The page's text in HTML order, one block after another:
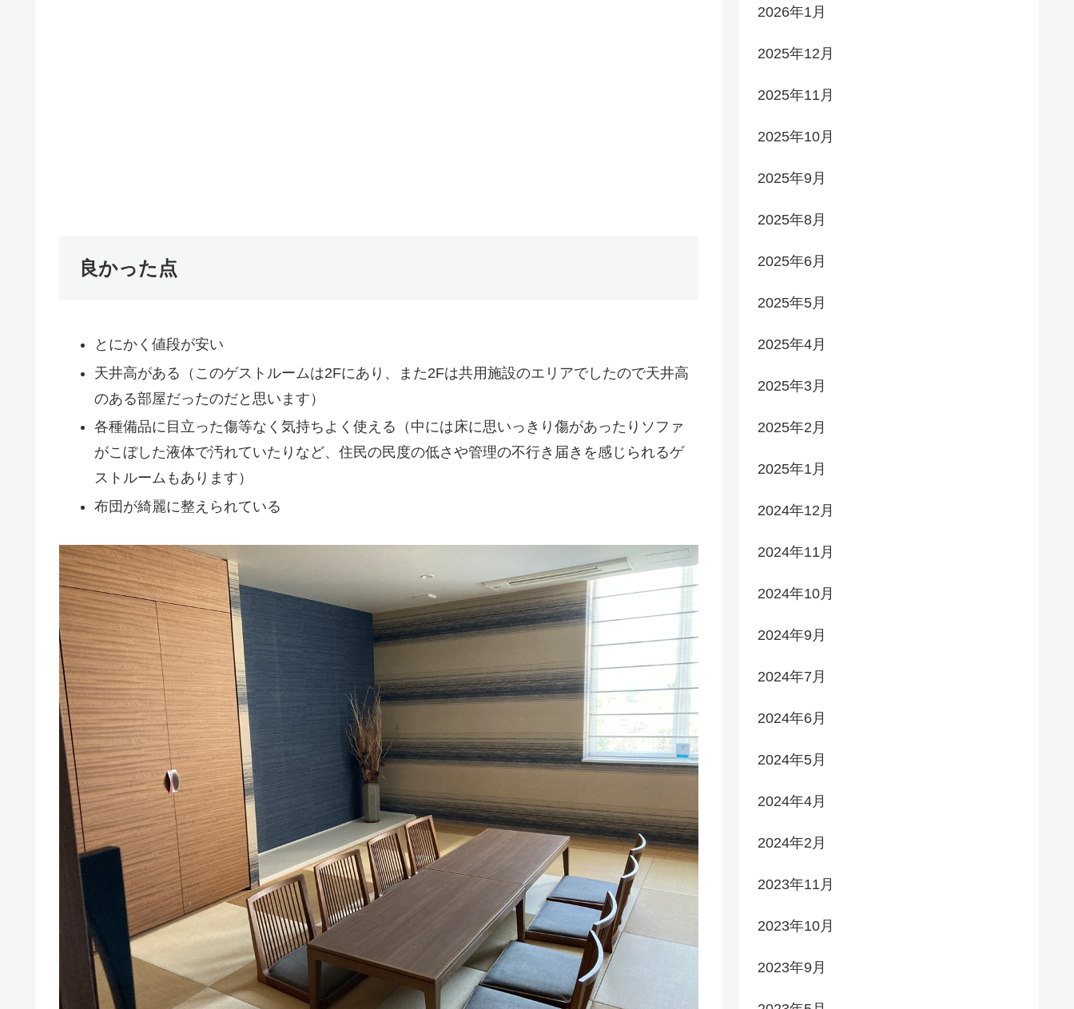
良かった点
とにかく値段が安い
天井高がある（このゲストルームは2Fにあり、また2Fは共用施設のエリアでしたので天井高
のある部屋だったのだと思います）
各種備品に目立った傷等なく気持ちよく使える（中には床に思いっきり傷があったりソファ
がこぼした液体で汚れていたりなど、住民の民度の低さや管理の不行き届きを感じられるゲ
ストルームもあります）
布団が綺麗に整えられている
2026年1月
2025年12月
2025年11月
2025年10月
2025年9月
2025年8月
2025年6月
2025年5月
2025年4月
2025年3月
2025年2月
2025年1月
2024年12月
2024年11月
2024年10月
2024年9月
2024年7月
2024年6月
2024年5月
2024年4月
2024年2月
2023年11月
2023年10月
2023年9月